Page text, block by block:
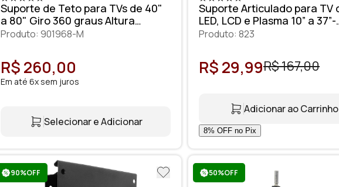
Suporte de Teto para TVs de 40"
a 80" Giro 360 graus Altura
Ajustável
Produto: 901968-M
R$ 260,00
Em até 6x sem juros
Selecionar e Adicionar
Suporte Articulado para TV
LED, LCD e Plasma 10” a 37”-
SBRP230
Produto: 823
R$ 29,99R$ 167,00
Adicionar ao Carrinho
90%OFF 50%OFF